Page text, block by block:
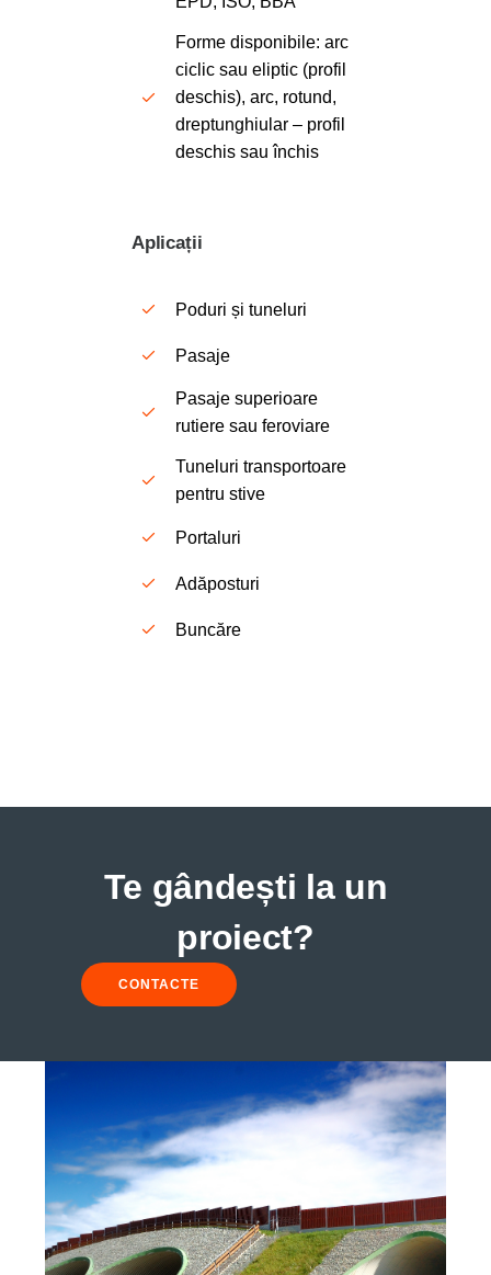
Forme disponibile: arc
ciclic sau eliptic (profil
deschis), arc, rotund,
dreptunghiular – profil
deschis sau închis
Aplicații
Poduri și tuneluri
Pasaje
Pasaje superioare
rutiere sau feroviare
Tuneluri transportoare
pentru stive
Portaluri
Adăposturi
Buncăre
Te gândești la un
proiect?
CONTACTE